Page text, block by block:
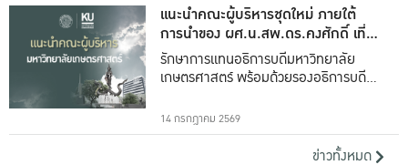
แนะนำคณะผู้บริหารชุดใหม่ ภายใต้
การนำของ ผศ.น.สพ.ดร.คงศักดิ์ เที่ยง
ธรรม
รักษาการแทนอธิการบดีมหาวิทยาลัย
เกษตรศาสตร์ พร้อมด้วยรองอธิการบดีทั้ง
14 กรกฎาคม 2569
ข่าวทั้งหมด